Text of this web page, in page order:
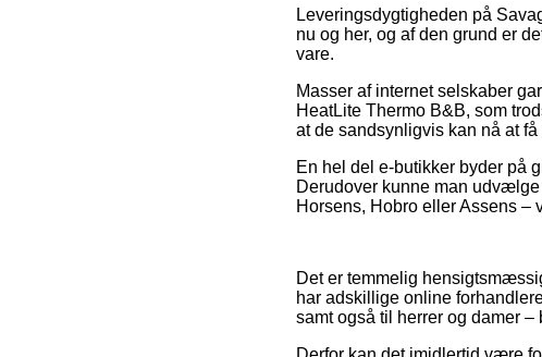
Leveringsdygtigheden på
nu og her, og af den grund er
vare.
Masser af internet selskaber
HeatLite Thermo B&B, som
at de sandsynligvis kan nå at
En hel del e-butikker byder på
Derudover kunne man
Horsens, Hobro eller Assens –
Det er temmelig
har adskillige online
samt også til herrer og damer